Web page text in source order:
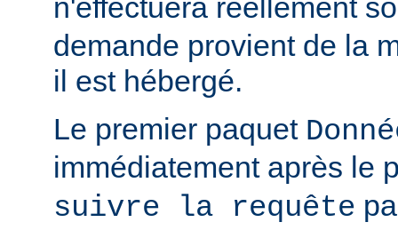
n'effectuera réellement
demande provient de la
il est hébergé.
Le premier paquet
immédiatement après le
suivre la requête